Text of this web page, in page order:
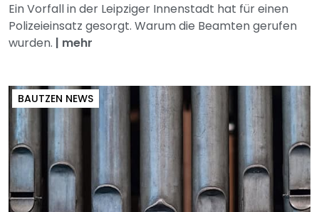
Ein Vorfall in der Leipziger Innenstadt hat für einen
Polizeieinsatz gesorgt. Warum die Beamten gerufen
wurden. | mehr
BAUTZEN NEWS